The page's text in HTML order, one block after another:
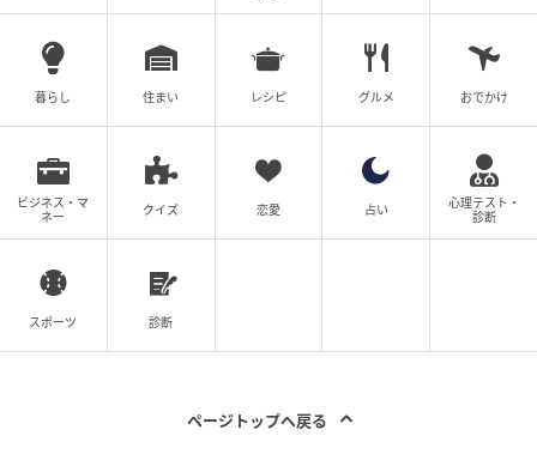
暮らし 住まい レシピ グルメ おでかけ
ビジネス・マ
ネー
クイズ 恋愛 占い
心理テスト・
診断
スポーツ 診断
ページトップへ戻る